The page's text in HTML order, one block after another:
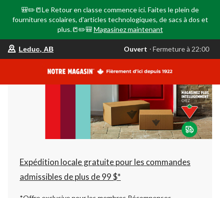
🎒✏️📒Le Retour en classe commence ici. Faites le plein de
fournitures scolaires, d'articles technologiques, de sacs à dos et
plus.📒✏️🎒 Magasinez maintenant
votre
est
AB,
Ouvert,
Fermeture
à
22:00
changer
Leduc, AB Ouvert ⋅ Fermeture à 22:00
Expédition locale gratuite pour les commandes
admissibles de plus de 99 $*